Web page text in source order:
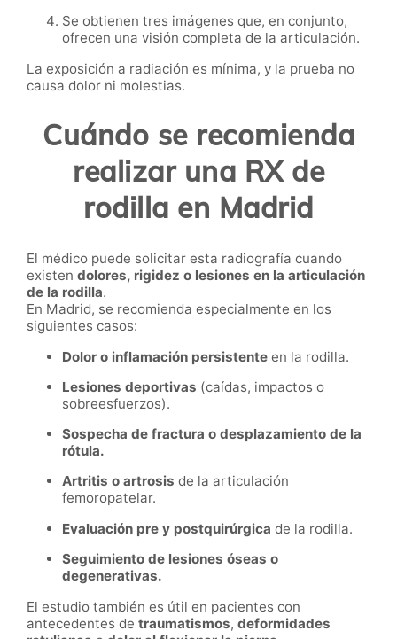
Se obtienen tres imágenes que, en conjunto,
ofrecen una visión completa de la articulación.
La exposición a radiación es mínima, y la prueba no
causa dolor ni molestias.
Cuándo se recomienda
realizar una RX de
rodilla en Madrid
El médico puede solicitar esta radiografía cuando
existen dolores, rigidez o lesiones en la articulación
de la rodilla.
En Madrid, se recomienda especialmente en los
siguientes casos:
Dolor o inflamación persistente en la rodilla.
Lesiones deportivas (caídas, impactos o
sobreesfuerzos).
Sospecha de fractura o desplazamiento de la
rótula.
Artritis o artrosis de la articulación
femoropatelar.
Evaluación pre y postquirúrgica de la rodilla.
Seguimiento de lesiones óseas o
degenerativas.
El estudio también es útil en pacientes con
antecedentes de traumatismos, deformidades